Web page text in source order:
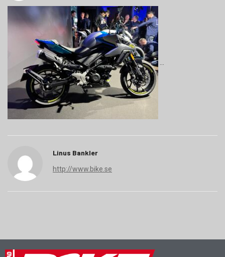
Linus Bankler
http://www.bike.se